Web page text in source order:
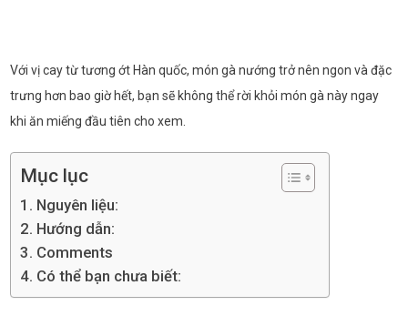
Với vị cay từ tương ớt Hàn quốc, món gà nướng trở nên ngon và đặc
trưng hơn bao giờ hết, bạn sẽ không thể rời khỏi món gà này ngay
khi ăn miếng đầu tiên cho xem.
Mục lục
Nguyên liệu:
Hướng dẫn:
Comments
Có thể bạn chưa biết: